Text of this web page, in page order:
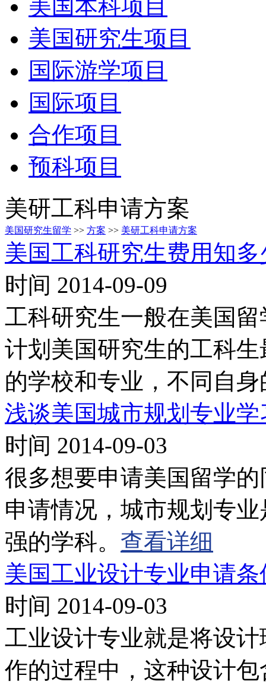
美国本科项目
美国研究生项目
国际游学项目
国际项目
合作项目
预科项目
美研工科申请方案
美国研究生留学 >> 方案 >> 美研工科申请方案
美国工科研究生费用知多
时间 2014-09-09
工科研究生一般在美国
计划美国研究生的工科
的学校和专业，不同自
浅谈美国城市规划专业学
时间 2014-09-03
很多想要申请美国留学
申请情况，城市规划专
强的学科。 查看详细
美国工业设计专业申请条
时间 2014-09-03
工业设计专业就是将设
作的过程中，这种设计